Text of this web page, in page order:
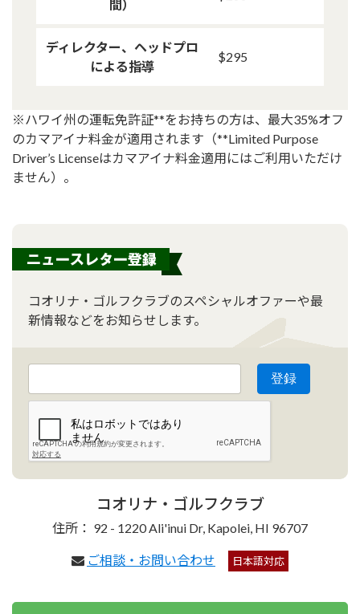
間）
ディレクター、ヘッドプロ
による指導
$295
※ハワイ州の運転免許証**をお持ちの方は、最大35%オフ
のカマアイナ料金が適用されます（**Limited Purpose
Driver’s Licenseはカマアイナ料金適用にはご利用いただけ
ません）。
コオリナ・ゴルフクラブのスペシャルオファーや最
新情報などをお知らせします。
コオリナ・ゴルフクラブ
住所： 92 - 1220 Ali'inui Dr, Kapolei, HI 96707
ご相談・お問い合わせ 日本語対応